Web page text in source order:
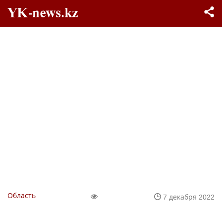
Область
7 декабря 2022